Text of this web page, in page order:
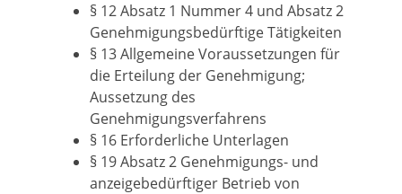
§ 12 Absatz 1 Nummer 4 und Absatz 2
Genehmigungsbedürftige Tätigkeiten
§ 13 Allgemeine Voraussetzungen für
die Erteilung der Genehmigung;
Aussetzung des
Genehmigungsverfahrens
§ 16 Erforderliche Unterlagen
§ 19 Absatz 2 Genehmigungs- und
anzeigebedürftiger Betrieb von